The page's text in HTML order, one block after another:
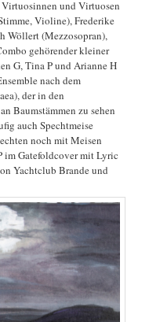
und Virtuosen
Violine), Frederike
Wöllert (Mezzosopran),
gehörender kleiner
G, Tina P und Arianne H
nach dem
der in den
Baumstämmen zu sehen
auch Spechtmeise
noch mit Meisen
im Gatefoldcover mit Lyric
Yachtclub Brande und